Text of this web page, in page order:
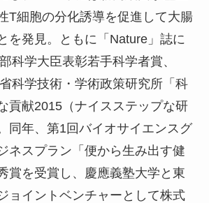
T細胞の分化誘導を促進して大腸
を発見。ともに「Nature」誌に
科学大臣表彰若手科学者賞、
科学技術・学術政策研究所「科
貢献2015（ナイスステップな研
同年、第1回バイオサイエンスグ
ネスプラン「便から生み出す健
賞を受賞し、慶應義塾大学と東
ョイントベンチャーとして株式